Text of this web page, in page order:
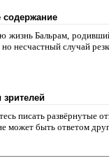
содержание
жизнь Бальрам,
но несчастный случай
писать развёрнутые
может быть ответом